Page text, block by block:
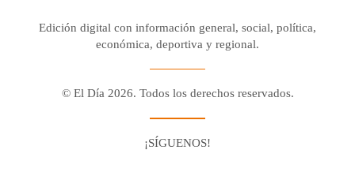
Edición digital con información general, social, política,
económica, deportiva y regional.
© El Día 2026. Todos los derechos reservados.
¡SÍGUENOS!